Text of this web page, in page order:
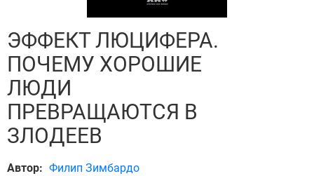
ЭФФЕКТ ЛЮЦИФЕРА.
ПОЧЕМУ ХОРОШИЕ
ЛЮДИ
ПРЕВРАЩАЮТСЯ В
ЗЛОДЕЕВ
Автор: Филип Зимбардо